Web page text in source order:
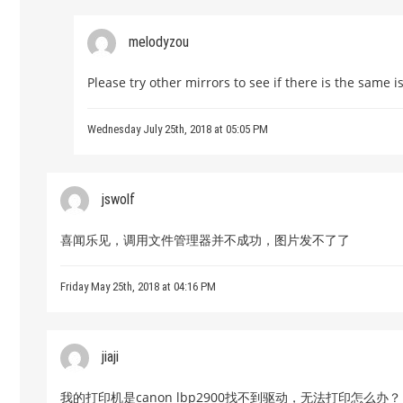
melodyzou
Please try other mirrors to see if there is the same
Wednesday July 25th, 2018 at 05:05 PM
jswolf
喜闻乐见，调用文件管理器并不成功，图片发不了了
Friday May 25th, 2018 at 04:16 PM
jiaji
我的打印机是canon lbp2900找不到驱动，无法打印怎么办？